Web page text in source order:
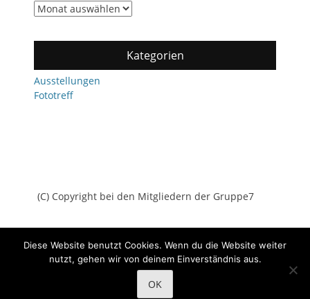
Archiv
Kategorien
Ausstellungen
Fototreff
(C) Copyright bei den Mitgliedern der Gruppe7
Gruppe7All Rights Reserved.
Catch Adaptive von
Diese Website benutzt Cookies. Wenn du die Website weiter
nutzt, gehen wir von deinem Einverständnis aus.
OK